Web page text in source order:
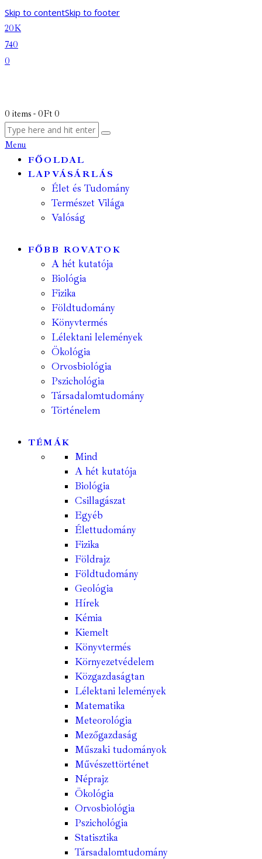
Skip to contentSkip to footer
20K
740
0
0 items - 0Ft 0
Menu
FŐOLDAL
LAPVÁSÁRLÁS
Élet és Tudomány
Természet Világa
Valóság
FŐBB ROVATOK
A hét kutatója
Biológia
Fizika
Földtudomány
Könyvtermés
Lélektani lelemények
Ökológia
Orvosbiológia
Pszichológia
Társadalomtudomány
Történelem
TÉMÁK
Mind
A hét kutatója
Biológia
Csillagászat
Egyéb
Élettudomány
Fizika
Földrajz
Földtudomány
Geológia
Hírek
Kémia
Kiemelt
Könyvtermés
Környezetvédelem
Közgazdaságtan
Lélektani lelemények
Matematika
Meteorológia
Mezőgazdaság
Műszaki tudományok
Művészettörténet
Néprajz
Ökológia
Orvosbiológia
Pszichológia
Statisztika
Társadalomtudomány